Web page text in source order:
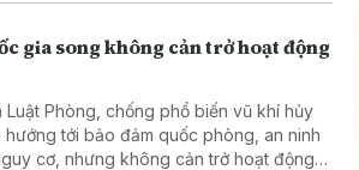
gia song không cản trở hoạt động
Phòng, chống phổ biến vũ khí hủy
tới bảo đảm quốc phòng, an ninh
cơ, nhưng không cản trở hoạt động